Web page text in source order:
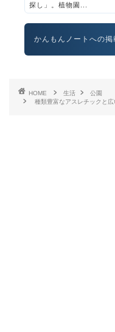
探し」。植物園...
かんもんノートへの
HOME 生活
公園
種類豊富なアスレチックと広